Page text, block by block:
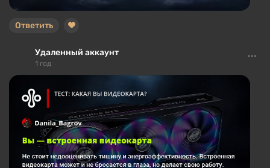
Ответить
Удаленный аккаунт
1 год